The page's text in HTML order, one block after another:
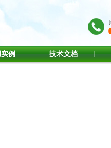
例 技术文档